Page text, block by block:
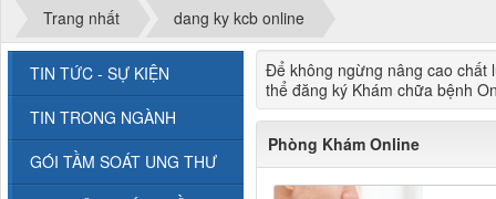
Trang nhất dang ky kcb online
Để không ngừng nâng cao chất
thể đăng ký Khám chữa bệnh
Phòng Khám Online
TIN TỨC - SỰ KIỆN
TIN TRONG NGÀNH
GÓI TẦM SOÁT UNG THƯ